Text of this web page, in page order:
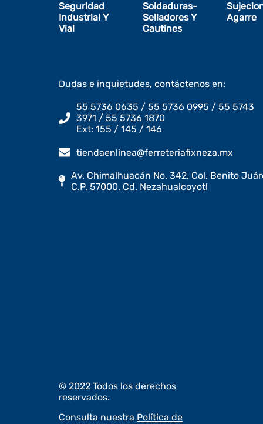
Seguridad
Industrial Y
Vial
Soldaduras-
Selladores Y
Cautines
Agarre
Dudas e inquietudes, contáctenos en:
55 5736 0635 / 55 5736 0995 / 55 5743
3971 / 55 5736 1870
Ext: 155 / 145 / 146
tiendaenlinea@ferreteriafixneza.mx
Av. Chimalhuacán No. 342, Col. Benito
C.P. 57000. Cd. Nezahualcoyotl
© 2022 Todos los derechos
reservados.
Consulta nuestra Política de